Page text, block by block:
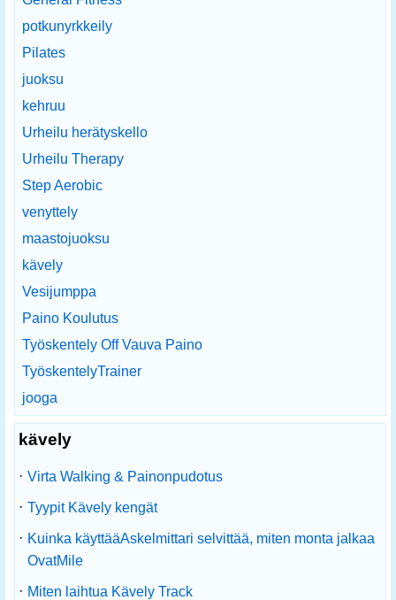
potkunyrkkeily
Pilates
juoksu
kehruu
Urheilu herätyskello
Urheilu Therapy
Step Aerobic
venyttely
maastojuoksu
kävely
Vesijumppa
Paino Koulutus
Työskentely Off Vauva Paino
TyöskentelyTrainer
jooga
kävely
· Virta Walking & Painonpudotus
· Tyypit Kävely kengät
· Kuinka käyttääAskelmittari selvittää, miten monta jalkaa
OvatMile
· Miten laihtua Kävely Track